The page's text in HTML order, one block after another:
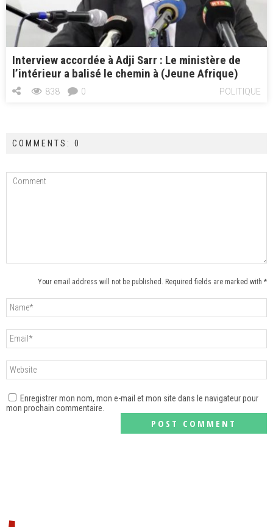
Interview accordée à Adji Sarr : Le ministère de
l’intérieur a balisé le chemin à (Jeune Afrique)
POLITIQUE
838 0
COMMENTS: 0
Your email address will not be published. Required fields are marked with *
Enregistrer mon nom, mon e-mail et mon site dans le navigateur pour
mon prochain commentaire.